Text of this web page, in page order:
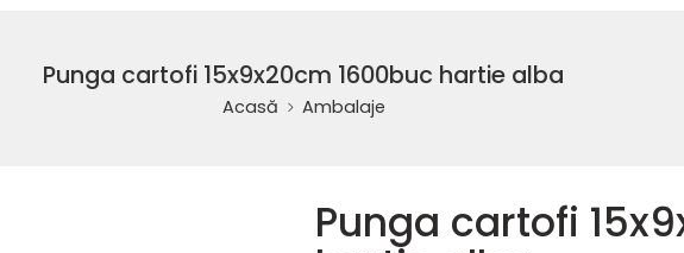
Punga cartofi 15x9x20cm 1600buc hartie alba
Acasă Ambalaje
Punga cartofi